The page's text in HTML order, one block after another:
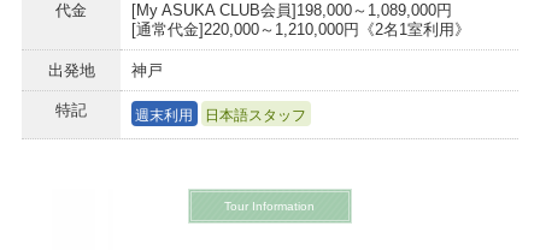
代金
[My ASUKA CLUB会員]198,000～1,089,000円
[通常代金]220,000～1,210,000円《2名1室利用》
出発地 神戸
特記 週末利用 日本語スタッフ
Tour Information